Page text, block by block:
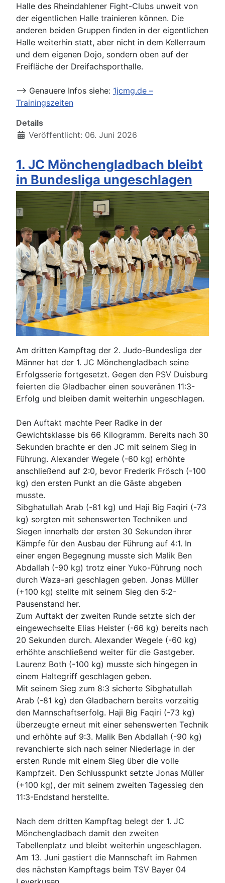
Halle des Rheindahlener Fight-Clubs unweit von
der eigentlichen Halle trainieren können. Die
anderen beiden Gruppen finden in der eigentlichen
Halle weiterhin statt, aber nicht in dem Kellerraum
und dem eigenen Dojo, sondern oben auf der
Freifläche der Dreifachsporthalle.
--> Genauere Infos siehe: 1jcmg.de –
Trainingszeiten
Details
Veröffentlicht: 06. Juni 2026
1. JC Mönchengladbach bleibt
in Bundesliga ungeschlagen
Am dritten Kampftag der 2. Judo-Bundesliga der
Männer hat der 1. JC Mönchengladbach seine
Erfolgsserie fortgesetzt. Gegen den PSV Duisburg
feierten die Gladbacher einen souveränen 11:3-
Erfolg und bleiben damit weiterhin ungeschlagen.
Den Auftakt machte Peer Radke in der
Gewichtsklasse bis 66 Kilogramm. Bereits nach 30
Sekunden brachte er den JC mit seinem Sieg in
Führung. Alexander Wegele (-60 kg) erhöhte
anschließend auf 2:0, bevor Frederik Frösch (-100
kg) den ersten Punkt an die Gäste abgeben
musste.
Sibghatullah Arab (-81 kg) und Haji Big Faqiri (-73
kg) sorgten mit sehenswerten Techniken und
Siegen innerhalb der ersten 30 Sekunden ihrer
Kämpfe für den Ausbau der Führung auf 4:1. In
einer engen Begegnung musste sich Malik Ben
Abdallah (-90 kg) trotz einer Yuko-Führung noch
durch Waza-ari geschlagen geben. Jonas Müller
(+100 kg) stellte mit seinem Sieg den 5:2-
Pausenstand her.
Zum Auftakt der zweiten Runde setzte sich der
eingewechselte Elias Heister (-66 kg) bereits nach
20 Sekunden durch. Alexander Wegele (-60 kg)
erhöhte anschließend weiter für die Gastgeber.
Laurenz Both (-100 kg) musste sich hingegen in
einem Haltegriff geschlagen geben.
Mit seinem Sieg zum 8:3 sicherte Sibghatullah
Arab (-81 kg) den Gladbachern bereits vorzeitig
den Mannschaftserfolg. Haji Big Faqiri (-73 kg)
überzeugte erneut mit einer sehenswerten Technik
und erhöhte auf 9:3. Malik Ben Abdallah (-90 kg)
revanchierte sich nach seiner Niederlage in der
ersten Runde mit einem Sieg über die volle
Kampfzeit. Den Schlusspunkt setzte Jonas Müller
(+100 kg), der mit seinem zweiten Tagessieg den
11:3-Endstand herstellte.
Nach dem dritten Kampftag belegt der 1. JC
Mönchengladbach damit den zweiten
Tabellenplatz und bleibt weiterhin ungeschlagen.
Am 13. Juni gastiert die Mannschaft im Rahmen
des nächsten Kampftags beim TSV Bayer 04